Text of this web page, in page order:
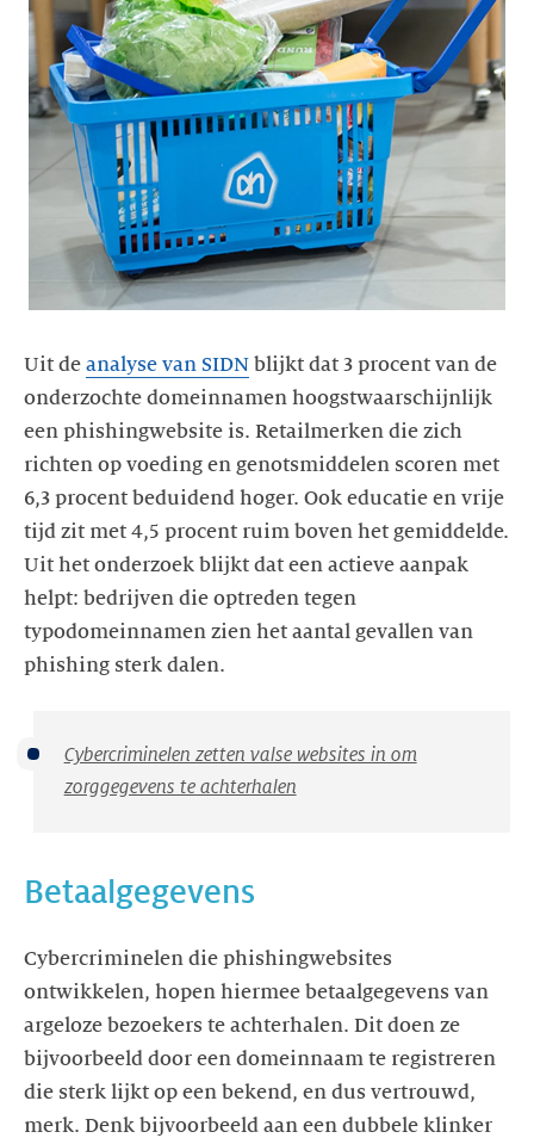
Uit de analyse van SIDN blijkt dat 3 procent van de
onderzochte domeinnamen hoogstwaarschijnlijk
een phishingwebsite is. Retailmerken die zich
richten op voeding en genotsmiddelen scoren met
6,3 procent beduidend hoger. Ook educatie en vrije
tijd zit met 4,5 procent ruim boven het gemiddelde.
Uit het onderzoek blijkt dat een actieve aanpak
helpt: bedrijven die optreden tegen
typodomeinnamen zien het aantal gevallen van
phishing sterk dalen.
Cybercriminelen zetten valse websites in om
zorggegevens te achterhalen
Betaalgegevens
Cybercriminelen die phishingwebsites
ontwikkelen, hopen hiermee betaalgegevens van
argeloze bezoekers te achterhalen. Dit doen ze
bijvoorbeeld door een domeinnaam te registreren
die sterk lijkt op een bekend, en dus vertrouwd,
merk. Denk bijvoorbeeld aan een dubbele klinker